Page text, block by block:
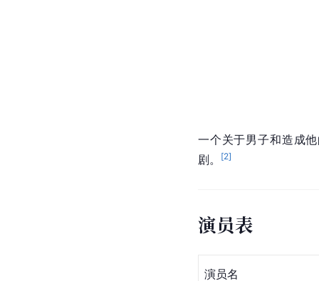
一个关于男子和造成
剧。
[2]
演员表
演员名